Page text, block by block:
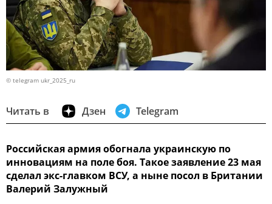
© telegram ukr_2025_ru
Читать в Дзен Telegram
Российская армия обогнала украинскую по
инновациям на поле боя. Такое заявление 23 мая
сделал экс-главком ВСУ, а ныне посол в Британии
Валерий Залужный